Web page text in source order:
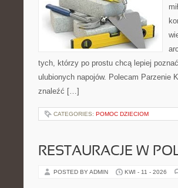
tych, którzy po prostu chcą lepiej
ulubionych napojów. Polecam Parzenie
znaleźć […]
CATEGORIES: POMOC DZIECIOM
RESTAURACJE W
POSTED BY ADMIN KWI - 11 - 2026